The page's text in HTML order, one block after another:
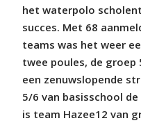
het waterpolo
succes. Met 68
teams was het weer
twee poules, de groep
een zenuwslopende
5/6 van basisschool de
is team Hazee12 van